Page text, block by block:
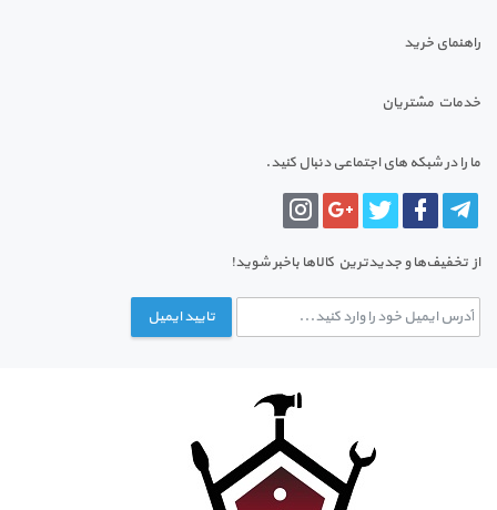
راهنمای خرید
خدمات مشتریان
ما را در شبکه های اجتماعی دنبال کنید.
از تخفیف‌ها و جدیدترین‌ کالاها باخبر شوید!
تایید ایمیل